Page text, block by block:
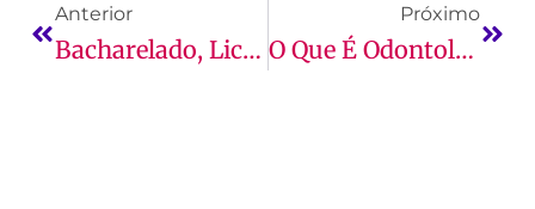
Anterior
Bacharelado, Licenciatura Ou Tecnólogo: Conheça As Diferenças Do Grau Acadêmico
Próximo
O Que É Odontologia?